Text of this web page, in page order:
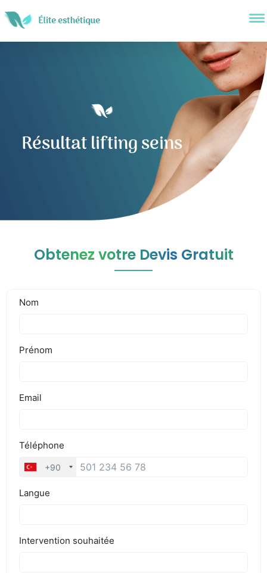
Résultat lifting seins
Obtenez votre Devis Gratuit